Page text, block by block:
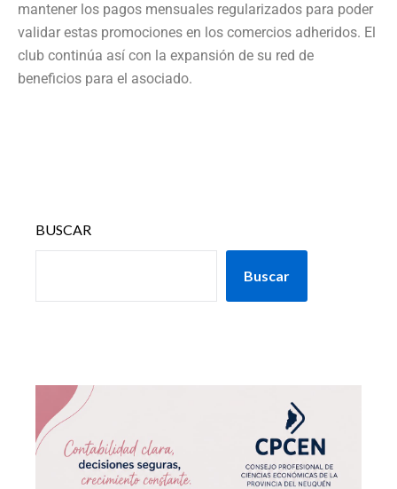
mantener los pagos mensuales regularizados para poder
validar estas promociones en los comercios adheridos. El
club continúa así con la expansión de su red de
beneficios para el asociado.
BUSCAR
Buscar